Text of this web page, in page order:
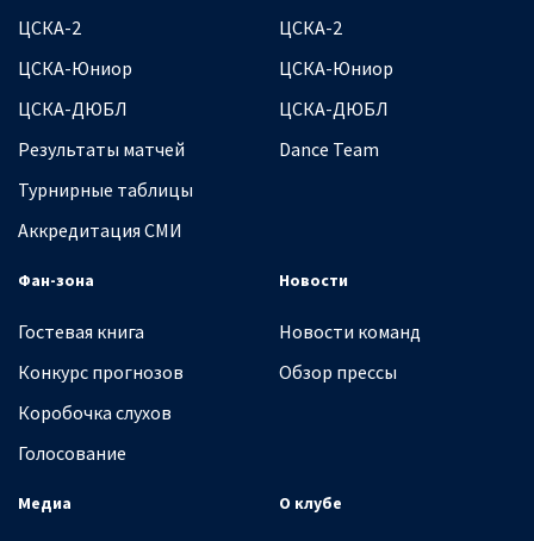
ЦСКА-2
ЦСКА-Юниор
ЦСКА-ДЮБЛ
Результаты матчей
Турнирные таблицы
Аккредитация СМИ
ЦСКА-2
ЦСКА-Юниор
ЦСКА-ДЮБЛ
Dance Team
Фан-зона
Гостевая книга
Конкурс прогнозов
Коробочка слухов
Голосование
Новости
Новости команд
Обзор прессы
Медиа О клубе